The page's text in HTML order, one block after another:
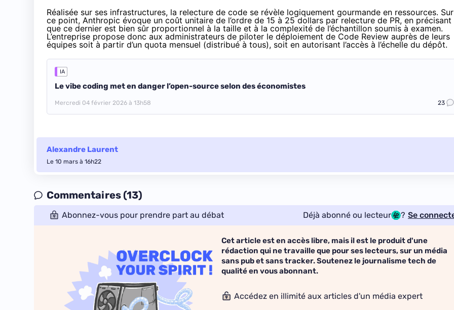
Réalisée sur ses infrastructures, la relecture de code se révèle logiquement gourmande en ressources. Sur
ce point, Anthropic évoque un coût unitaire de l’ordre de 15 à 25 dollars par relecture de PR, en précisant
que ce dernier est bien sûr proportionnel à la taille et à la complexité de l’échantillon soumis à examen.
L’entreprise propose donc aux administrateurs de piloter le déploiement de Code Review auprès de leurs
équipes soit à partir d’un quota mensuel (distribué à tous), soit en autorisant l’accès à l’échelle du dépôt.
IA
Le vibe coding met en danger l’open-source selon des économistes
Mercredi 04 février 2026 à 13h58 23
Alexandre Laurent
Le 10 mars à 16h22
Commentaires (13)
Abonnez-vous pour prendre part au débat Déjà abonné ou lecteur ? Se
Cet article est en accès libre, mais il est le produit d'une
rédaction qui ne travaille que pour ses lecteurs, sur un média
sans pub et sans tracker. Soutenez le journalisme tech de
qualité en vous abonnant.
Accédez en illimité aux articles d'un média expert